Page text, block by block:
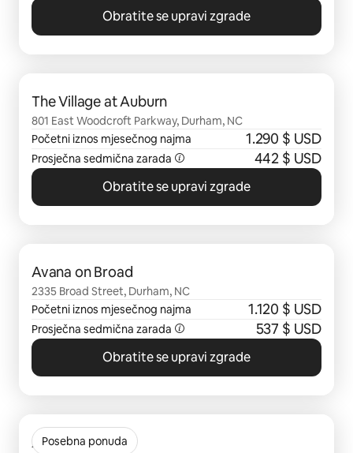
Obratite se upravi zgrade
The Village at Auburn
801 East Woodcroft Parkway, Durham, NC
Početni iznos mjesečnog najma
1.290 $ USD
Prosječna sedmična zarada 442 $ USD
Obratite se upravi zgrade
Avana on Broad
2335 Broad Street, Durham, NC
Početni iznos mjesečnog najma
1.120 $ USD
Prosječna sedmična zarada 537 $ USD
Obratite se upravi zgrade
Posebna ponuda
Avana 55Twelve